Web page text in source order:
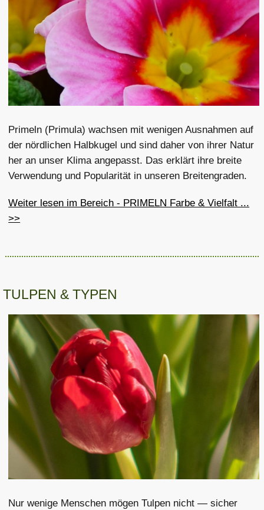
Primeln (Primula) wachsen mit wenigen Ausnahmen auf
der nördlichen Halbkugel und sind daher von ihrer Natur
her an unser Klima angepasst. Das erklärt ihre breite
Verwendung und Popularität in unseren Breitengraden.
Weiter lesen im Bereich - PRIMELN Farbe & Vielfalt ...
>>
TULPEN & TYPEN
Nur wenige Menschen mögen Tulpen nicht — sicher